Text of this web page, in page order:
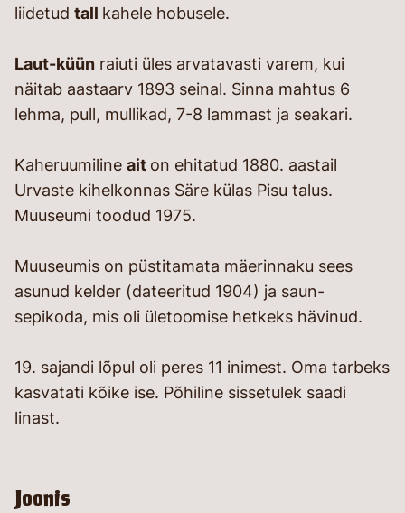
liidetud tall kahele hobusele.
Laut-küün raiuti üles arvatavasti varem, kui
näitab aastaarv 1893 seinal. Sinna mahtus 6
lehma, pull, mullikad, 7-8 lammast ja seakari.
Kaheruumiline ait on ehitatud 1880. aastail
Urvaste kihelkonnas Säre külas Pisu talus.
Muuseumi toodud 1975.
Muuseumis on püstitamata mäerinnaku sees
asunud kelder (dateeritud 1904) ja saun-
sepikoda, mis oli ületoomise hetkeks hävinud.
19. sajandi lõpul oli peres 11 inimest. Oma tarbeks
kasvatati kõike ise. Põhiline sissetulek saadi
linast.
Joonis